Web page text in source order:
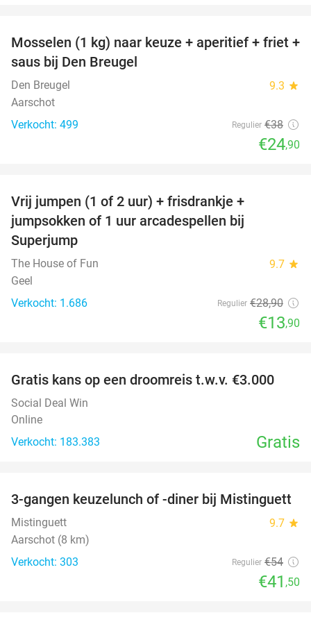
34%
Mosselen (1 kg) naar keuze + aperitief + friet +
saus bij Den Breugel
Den Breugel 9.3 star
Aarschot
Verkocht: 499
Regulier €38
€24,90
Vrij jumpen (1 of 2 uur) + frisdrankje +
jumpsokken of 1 uur arcadespellen bij
Superjump
The House of Fun 9.7 star
Geel
Verkocht: 1.686
Regulier €28,90
€13,90
Gratis kans op een droomreis t.w.v. €3.000
Social Deal Win
Online
Verkocht: 183.383
Gratis
23%
3-gangen keuzelunch of -diner bij Mistinguett
Mistinguett 9.7 star
Aarschot (8 km)
Verkocht: 303
Regulier €54
€41 ,50